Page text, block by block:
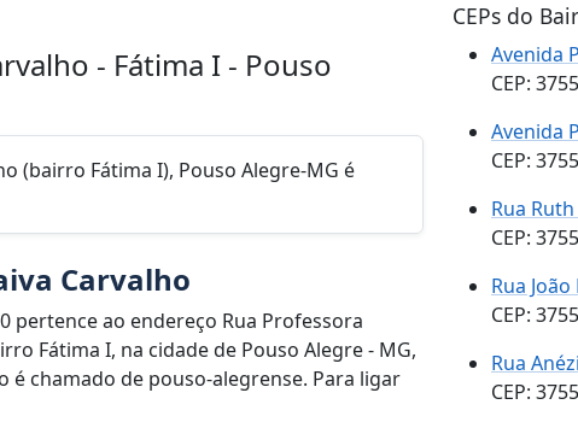
- Fátima I - Pouso
(bairro Fátima I), Pouso Alegre-MG é
Carvalho
pertence ao endereço Rua Professora
Fátima I, na cidade de Pouso Alegre - MG,
é chamado de pouso-alegrense. Para ligar
CEPs do
Avenida
CEP:
Avenida
CEP:
Rua
CEP:
Rua
CEP:
Rua
CEP: